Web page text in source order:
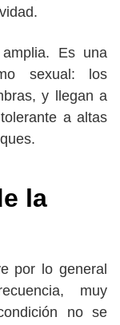
Es una
sexual: los
y llegan a
a altas
la
por lo general
muy
no se